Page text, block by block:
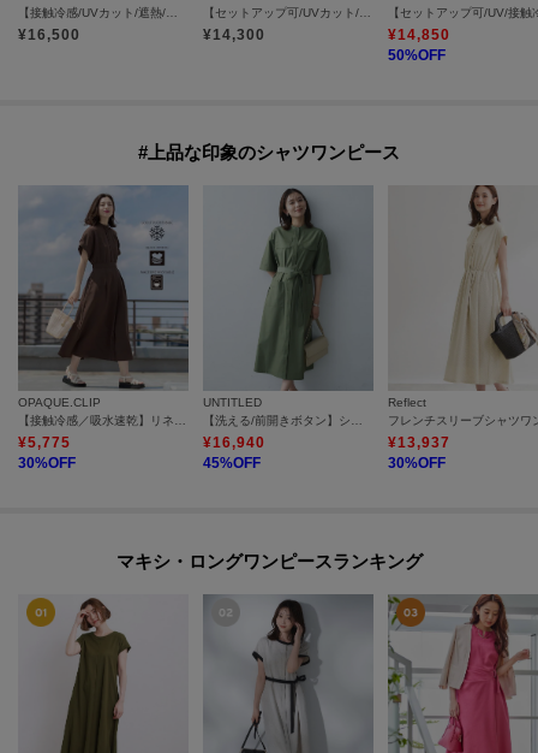
【接触冷感/UVカット/遮熱/抗菌防臭】ライトプレーティングワンピース
¥16,500
【セットアップ可/UVカット/接触冷感/UVカット】リラクシーキーVネックブラウス
¥14,300 ¥14,850
50%OFF
#上品な印象のシャツワンピース
OPAQUE.CLIP
¥5,775
30%OFF
UNTITLED
¥16,940
45%OFF
Reflect
¥13,937
30%OFF
マキシ・ロングワンピースランキング